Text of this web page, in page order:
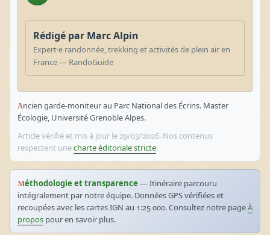
Rédigé par Marc Alpin
Expert·e randonnée, trekking et activités de plein air en
France — RandoGuide
Ancien garde-moniteur au Parc National des Écrins. Master
Écologie, Université Grenoble Alpes.
Article vérifié et mis à jour le 29/03/2026. Nos contenus
respectent unecharte éditoriale stricte.
Méthodologie et transparence — Itinéraire parcouru
intégralement par notre équipe. Données GPS vérifiées et
recoupées avec les cartes IGN au 1:25 000. Consultez notre pageÀ
propos pour en savoir plus.